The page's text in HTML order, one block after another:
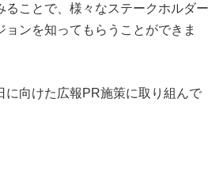
ることで、様々なステークホルダー
ョンを知ってもらうことができま
に向けた広報PR施策に取り組んで